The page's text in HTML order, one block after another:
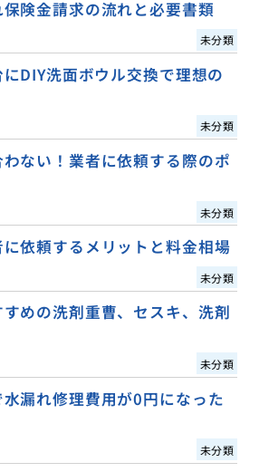
険金請求の流れと必要書類
未分類
DIY洗面ボウル交換で理想の
未分類
ない！業者に依頼する際のポ
未分類
依頼するメリットと料金相場
未分類
めの洗剤重曹、セスキ、洗剤
未分類
漏れ修理費用が0円になった
未分類